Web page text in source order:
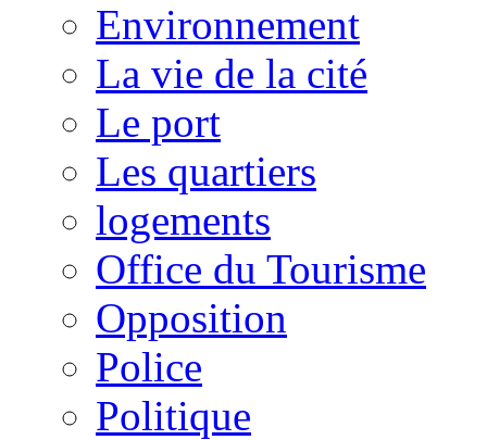
Environnement
La vie de la cité
Le port
Les quartiers
logements
Office du Tourisme
Opposition
Police
Politique